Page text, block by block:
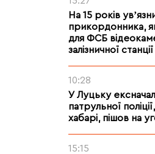
На 15 років
прикордонника,
для ФСБ
залізничної станції
10:28
У Луцьку
патрульної
хабарі, пішов на
15:15